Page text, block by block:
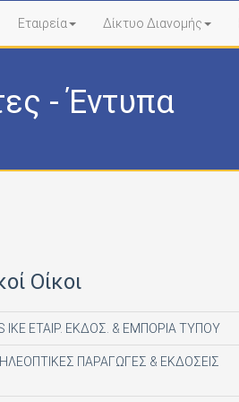
Εταιρεία Δίκτυο Διανομής
- Έντυπα
Οίκοι
ΙΚΕ ΕΤΑΙΡ. ΕΚΔΟΣ. & ΕΜΠΟΡΙΑ ΤΥΠΟΥ
ΠΑΡΑΓΩΓΕΣ & ΕΚΔΟΣΕΙΣ